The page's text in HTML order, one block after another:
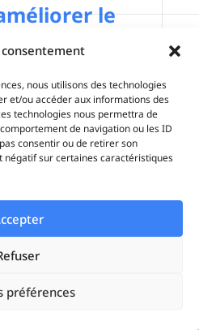
nous utilisons des technologies
et/ou accéder aux informations des
technologies nous permettra de
de navigation ou les ID
consentir ou de retirer son
sur certaines caractéristiques
préférences
le
en
de contenu pensées pour
sur le long terme. À la croisée du
data et de l’expérience utilisateur,
les intentions de recherche en